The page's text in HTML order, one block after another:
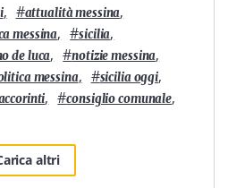
, #attualità messina,
messina, #sicilia,
de luca, #notizie messina,
messina, #sicilia oggi,
, #consiglio comunale,
altri